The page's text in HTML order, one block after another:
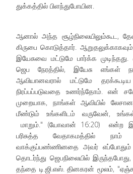
துக்கத்தில் பிளந்துபோயின.
ஆனால் அந்த சூழ்நிலையிலும்கூட,
கிருபை கொடுத்தார்.
இயேசுவை மட்டுமே பார்க்க
ஜெப நேரத்தில், இயேசு எங்கள்
ஆவியானவரால் மட்டுமே
நிரப்பப்படுவதை உணர்ந்தோம். என்
முறையாக, நாங்கள் ஆவியில்
மீண்டும் உங்களிடம் வருவேன்,
மாறும்." (யோவான் 16:20) என்ற
பரிசுத்த வேதாகமத்தில்
வாக்குப்பண்ணினதை அவர் எப்போதும்
தொடர்ந்து ஜெபநிலையில்
தந்தை டி.ஜி.எஸ். தினகரன் மூலம்,